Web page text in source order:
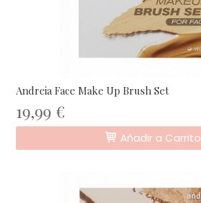
Andreia Face Make Up Brush Set
19,99 €
Añadir a Carrito